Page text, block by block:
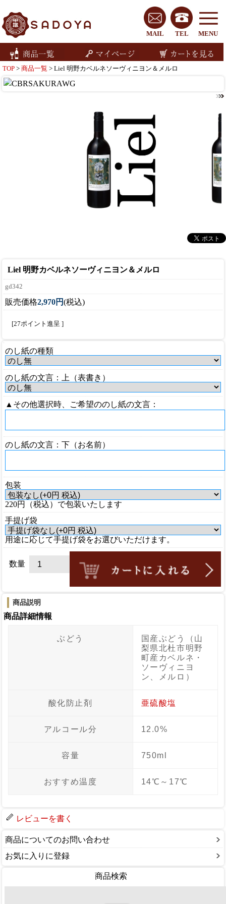
MENU
TEL
MAIL
TOP > 商品一覧 > Liel 明野カベルネソーヴィニヨン＆メルロ
Liel 明野カベルネソーヴィニヨン＆メルロ
gd342
販売価格2,970円(税込)
[27ポイント進呈 ]
のし紙の種類
のし紙の文言：上（表書き）
▲その他選択時、ご希望ののし紙の文言：
のし紙の文言：下（お名前）
包装
220円（税込）で包装いたします
手提げ袋
用途に応じて手提げ袋をお選びいただけます。
数量
商品説明
商品詳細情報
ぶどう
国産ぶどう（山
梨県北杜市明野
町産カベルネ・
ソーヴィニヨ
ン、メルロ）
酸化防止剤 亜硫酸塩
アルコール分 12.0%
容量 750ml
おすすめ温度 14℃～17℃
レビューを書く
商品についてのお問い合わせ
お気に入りに登録
商品検索